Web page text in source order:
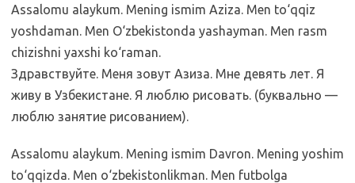
Assalomu alaykum. Mening ismim Aziza. Men to‘qqiz
yoshdaman. Men O‘zbekistonda yashayman. Men rasm
chizishni yaxshi ko‘raman.
Здравствуйте. Меня зовут Азиза. Мне девять лет. Я
живу в Узбекистане. Я люблю рисовать. (буквально —
люблю занятие рисованием).
Assalomu alaykum. Mening ismim Davron. Mening yoshim
to‘qqizda. Men o‘zbekistonlikman. Men futbolga